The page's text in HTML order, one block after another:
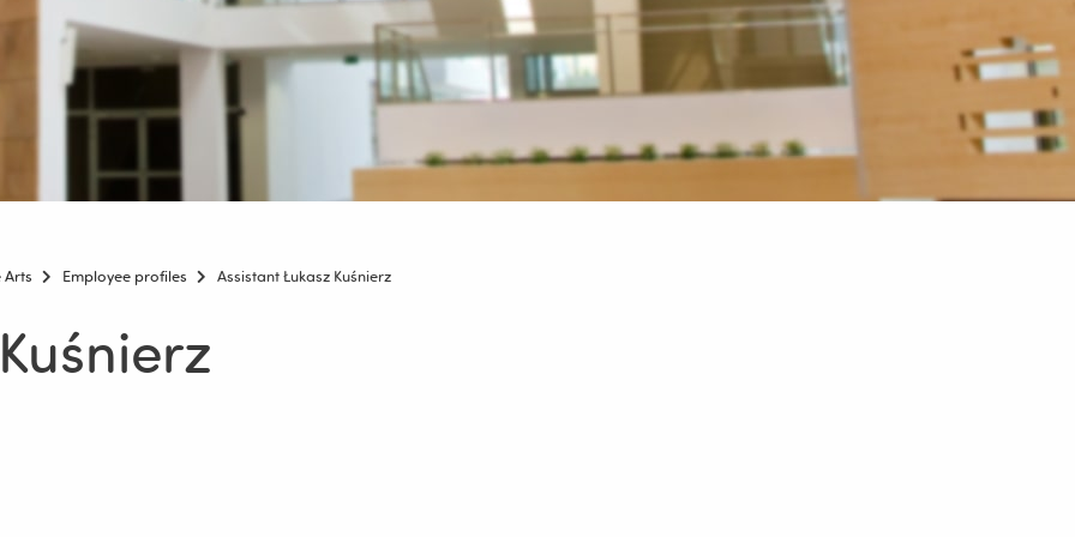
Arts Employee profiles Assistant Łukasz Kuśnierz